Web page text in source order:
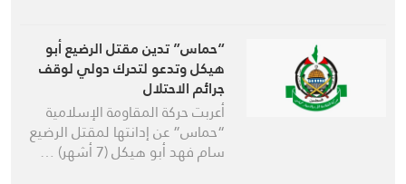
“حماس” تدين مقتل الرضيع أبو
هيكل وتدعو لتحرك دولي لوقف
جرائم الاحتلال
أعربت حركة المقاومة الإسلامية
“حماس” عن إدانتها لمقتل الرضيع
سام فهد أبو هيكل (7 أشهر) …